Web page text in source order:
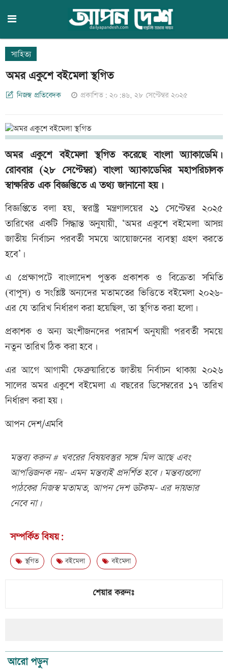
সাহিত্য
অমর একুশে বইমেলা স্থগিত
নিজস্ব প্রতিবেদক প্রকাশিত: ২০:৪৬, ২৮ সেপ্টেম্বর ২০২৫
অমর একুশে বইমেলা স্থগিত করেছে বাংলা অ্যাকাডেমি।
রোববার (২৮ সেপ্টেম্বর) বাংলা অ্যাকাডেমির মহাপরিচালক
স্বাক্ষরিত এক বিজ্ঞপ্তিতে এ তথ্য জানানো হয়।
বিজ্ঞপ্তিতে বলা হয়, স্বরাষ্ট্র মন্ত্রণালয়ের ২১ সেপ্টেম্বর ২০২৫
তারিখের একটি সিদ্ধান্ত অনুযায়ী, ‘অমর একুশে বইমেলা আসন্ন
জাতীয় নির্বাচন পরবর্তী সময়ে আয়োজনের ব্যবস্থা গ্রহণ করতে
হবে’।
এ প্রেক্ষাপটে বাংলাদেশ পুস্তক প্রকাশক ও বিক্রেতা সমিতি
(বাপুস) ও সংশ্লিষ্ট অন্যদের মতামতের ভিত্তিতে বইমেলা ২০২৬-
এর যে তারিখ নির্ধারণ করা হয়েছিল, তা স্থগিত করা হলো।
প্রকাশক ও অন্য অংশীজনদের পরামর্শ অনুযায়ী পরবর্তী সময়ে
নতুন তারিখ ঠিক করা হবে।
এর আগে আগামী ফেব্রুয়ারিতে জাতীয় নির্বাচন থাকায় ২০২৬
সালের অমর একুশে বইমেলা এ বছরের ডিসেম্বরের ১৭ তারিখ
নির্ধারণ করা হয়।
আপন দেশ/এমবি
মন্তব্য করুন # খবরের বিষয়বস্তুর সঙ্গে মিল আছে এবং
আপত্তিজনক নয়- এমন মন্তব্যই প্রদর্শিত হবে। মন্তব্যগুলো
পাঠকের নিজস্ব মতামত, আপন দেশ ডটকম- এর দায়ভার
নেবে না।
সম্পর্কিত বিষয়:
স্থগিত বইমেলা বইমেলা
শেয়ার করুনঃ
আরো পড়ুন